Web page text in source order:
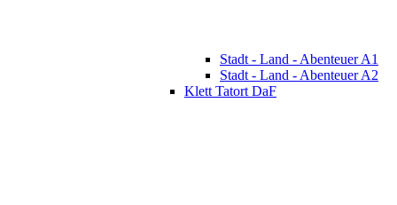
Stadt - Land - Abenteuer A1
Stadt - Land - Abenteuer A2
Klett Tatort DaF